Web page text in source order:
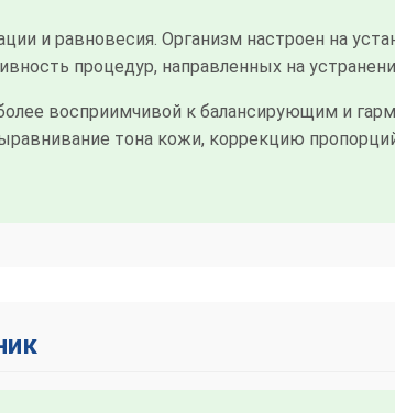
и равновесия. Организм настроен на
процедур, направленных на
восприимчивой к балансирующим и
тона кожи, коррекцию